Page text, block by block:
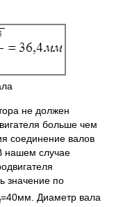
не должен
больше чем
соединение валов
нашем случае
значение по
=40мм. Диаметр вала